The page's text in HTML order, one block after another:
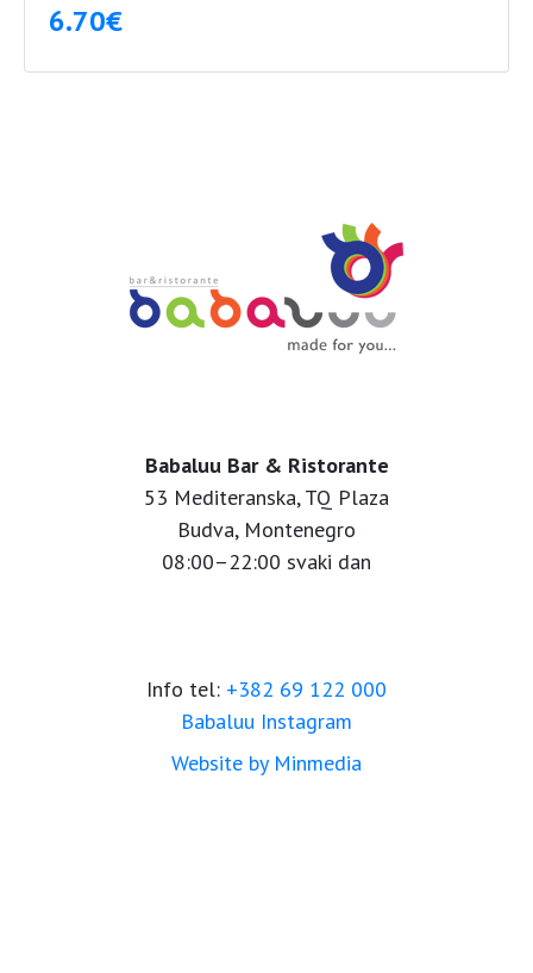
6.70€
Babaluu Bar & Ristorante
53 Mediteranska, TQ Plaza
Budva, Montenegro
08:00–22:00 svaki dan
Info tel: +382 69 122 000
Babaluu Instagram
Website by Minmedia